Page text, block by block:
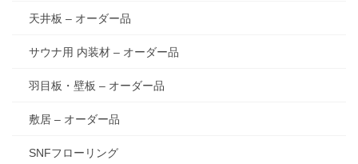
天井板 – オーダー品
サウナ用 内装材 – オーダー品
羽目板・壁板 – オーダー品
敷居 – オーダー品
SNFフローリング